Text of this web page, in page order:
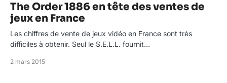
The Order 1886 en tête des ventes de
jeux en France
Les chiffres de vente de jeux vidéo en France sont très
difficiles à obtenir. Seul le S.E.L.L. fournit…
2 mars 2015